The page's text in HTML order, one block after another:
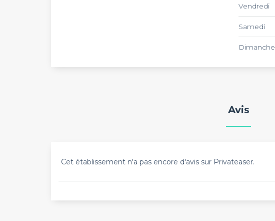
Vendredi
Samedi
Dimanche
Avis
Cet établissement n'a pas encore d'avis sur Privateaser.